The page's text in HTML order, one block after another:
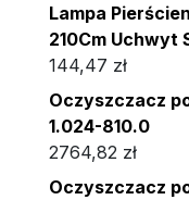
Lampa
210Cm Uchwyt
144,47 zł
Oczyszczacz
1.024-810.0
2764,82 zł
Oczyszczacz